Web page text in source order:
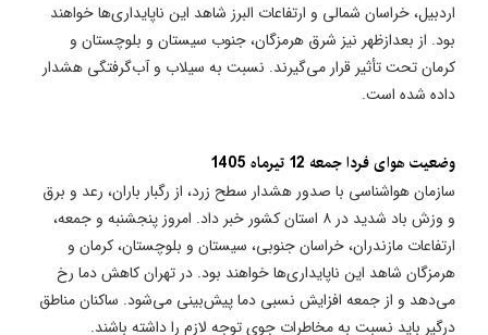
اردبیل، خراسان شمالی و ارتفاعات البرز شاهد این ناپایداری‌ها خواهند
بود. از بعدازظهر نیز شرق هرمزگان، جنوب سیستان و بلوچستان و
کرمان تحت تأثیر قرار می‌گیرند. نسبت به سیلاب و آب‌گرفتگی هشدار
داده شده است.
وضعیت هوای فردا جمعه 12 تیرماه 1405
سازمان هواشناسی با صدور هشدار سطح زرد، از رگبار باران، رعد و برق
و وزش باد شدید در ۸ استان کشور خبر داد. امروز پنجشنبه و جمعه،
ارتفاعات مازندران، خراسان جنوبی، سیستان و بلوچستان، کرمان و
هرمزگان شاهد این ناپایداری‌ها خواهند بود. در تهران کاهش دما رخ
می‌دهد و از جمعه افزایش نسبی دما پیش‌بینی می‌شود. ساکنان مناطق
درگیر باید نسبت به مخاطرات جوی توجه لازم را داشته باشند.